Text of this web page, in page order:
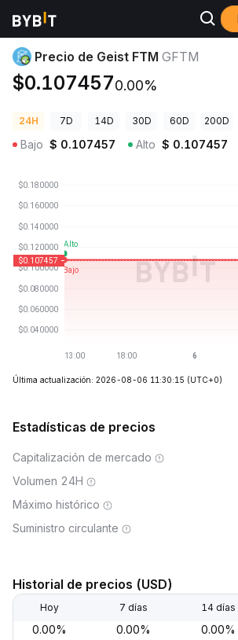
Precios de Criptomonedas Precio de Geist
Precio de Geist FTM GFTM
$0.1074570.00%
24H 7D 14D 30D 60D 200D
Bajo $ 0.107457 Alto $ 0.107457
Última actualización: 2026-08-06 11:30:15 (UTC+0)
Estadísticas de precios
Capitalización de mercado
Volumen 24H
Máximo histórico
Suministro circulante
Historial de precios (USD)
Hoy 7 días 14 días
0.00% 0.00% 0.00%